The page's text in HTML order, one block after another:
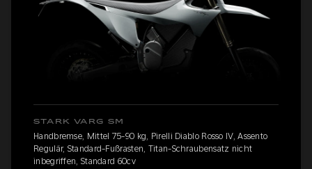
STARK VARG SM
Handbremse, Mittel 75-90 kg, Pirelli Diablo Rosso IV, Assento
Regulär, Standard-Fußrasten, Titan-Schraubensatz nicht
inbegriffen, Standard 60cv